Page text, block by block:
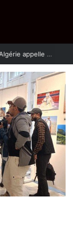
Protection de la ville sainte d’El-Qods : l’Algérie appelle à une action collective